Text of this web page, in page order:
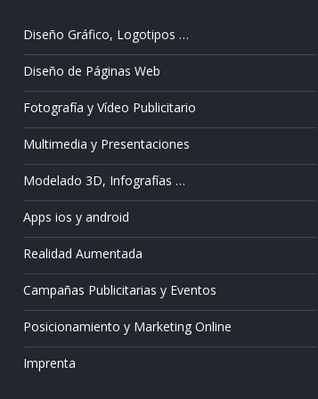
Diseño Gráfico, Logotipos …
Diseño de Páginas Web
Fotografía y Vídeo Publicitario
Multimedia y Presentaciones
Modelado 3D, Infografías …
Apps ios y android
Realidad Aumentada
Campañas Publicitarias y Eventos
Posicionamiento y Marketing Online
Imprenta